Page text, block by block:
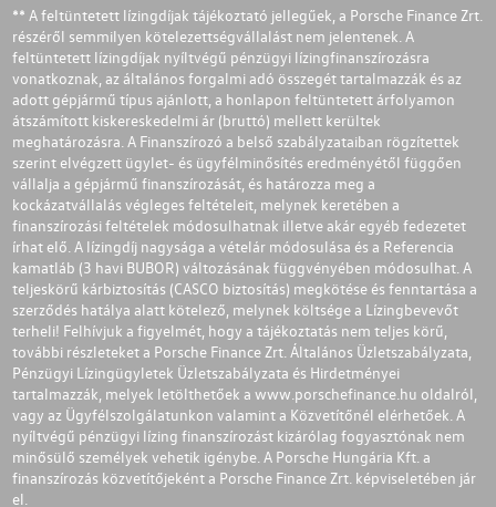
** A feltüntetett lízingdíjak tájékoztató jellegűek, a Porsche Finance Zrt.
részéről semmilyen kötelezettségvállalást nem jelentenek. A
feltüntetett lízingdíjak nyíltvégű pénzügyi lízingfinanszírozásra
vonatkoznak, az általános forgalmi adó összegét tartalmazzák és az
adott gépjármű típus ajánlott, a honlapon feltüntetett árfolyamon
átszámított kiskereskedelmi ár (bruttó) mellett kerültek
meghatározásra. A Finanszírozó a belső szabályzataiban rögzítettek
szerint elvégzett ügylet- és ügyfélminősítés eredményétől függően
vállalja a gépjármű finanszírozását, és határozza meg a
kockázatvállalás végleges feltételeit, melynek keretében a
finanszírozási feltételek módosulhatnak illetve akár egyéb fedezetet
írhat elő. A lízingdíj nagysága a vételár módosulása és a Referencia
kamatláb (3 havi BUBOR) változásának függvényében módosulhat. A
teljeskörű kárbiztosítás (CASCO biztosítás) megkötése és fenntartása a
szerződés hatálya alatt kötelező, melynek költsége a Lízingbevevőt
terheli! Felhívjuk a figyelmét, hogy a tájékoztatás nem teljes körű,
további részleteket a Porsche Finance Zrt. Általános Üzletszabályzata,
Pénzügyi Lízingügyletek Üzletszabályzata és Hirdetményei
tartalmazzák, melyek letölthetőek a www.porschefinance.hu oldalról,
vagy az Ügyfélszolgálatunkon valamint a Közvetítőnél elérhetőek. A
nyíltvégű pénzügyi lízing finanszírozást kizárólag fogyasztónak nem
minősülő személyek vehetik igénybe. A Porsche Hungária Kft. a
finanszírozás közvetítőjeként a Porsche Finance Zrt. képviseletében jár
el.